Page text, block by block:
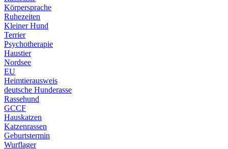
Körpersprache
Ruhezeiten
Kleiner Hund
Terrier
Psychotherapie
Haustier
Nordsee
EU
Heimtierausweis
deutsche Hunderasse
Rassehund
GCCF
Hauskatzen
Katzenrassen
Geburtstermin
Wurflager